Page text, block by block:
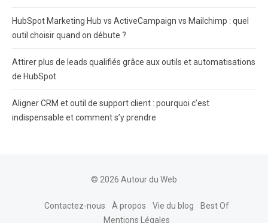
HubSpot Marketing Hub vs ActiveCampaign vs Mailchimp : quel
outil choisir quand on débute ?
Attirer plus de leads qualifiés grâce aux outils et automatisations
de HubSpot
Aligner CRM et outil de support client : pourquoi c’est
indispensable et comment s’y prendre
© 2026 Autour du Web
Contactez-nous À propos Vie du blog
Best Of
Mentions Légales